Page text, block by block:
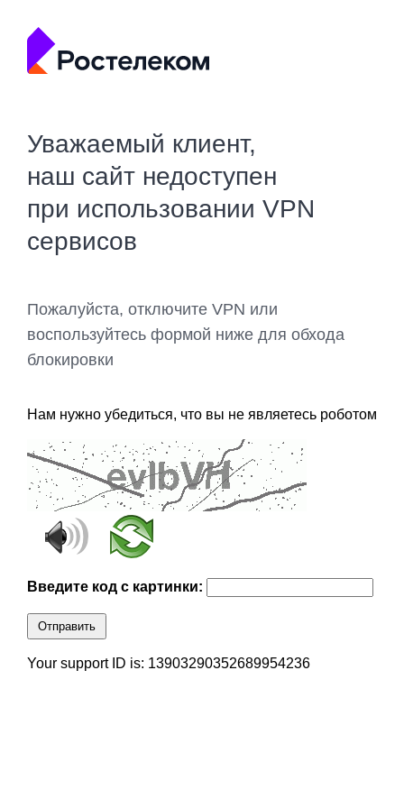
Уважаемый клиент,
наш сайт недоступен
при использовании VPN
сервисов
Пожалуйста, отключите VPN или
воспользуйтесь формой ниже для обхода
блокировки
Нам нужно убедиться, что вы не являетесь роботом
Введите код с картинки:
Отправить
Your support ID is: 13903290352689954236